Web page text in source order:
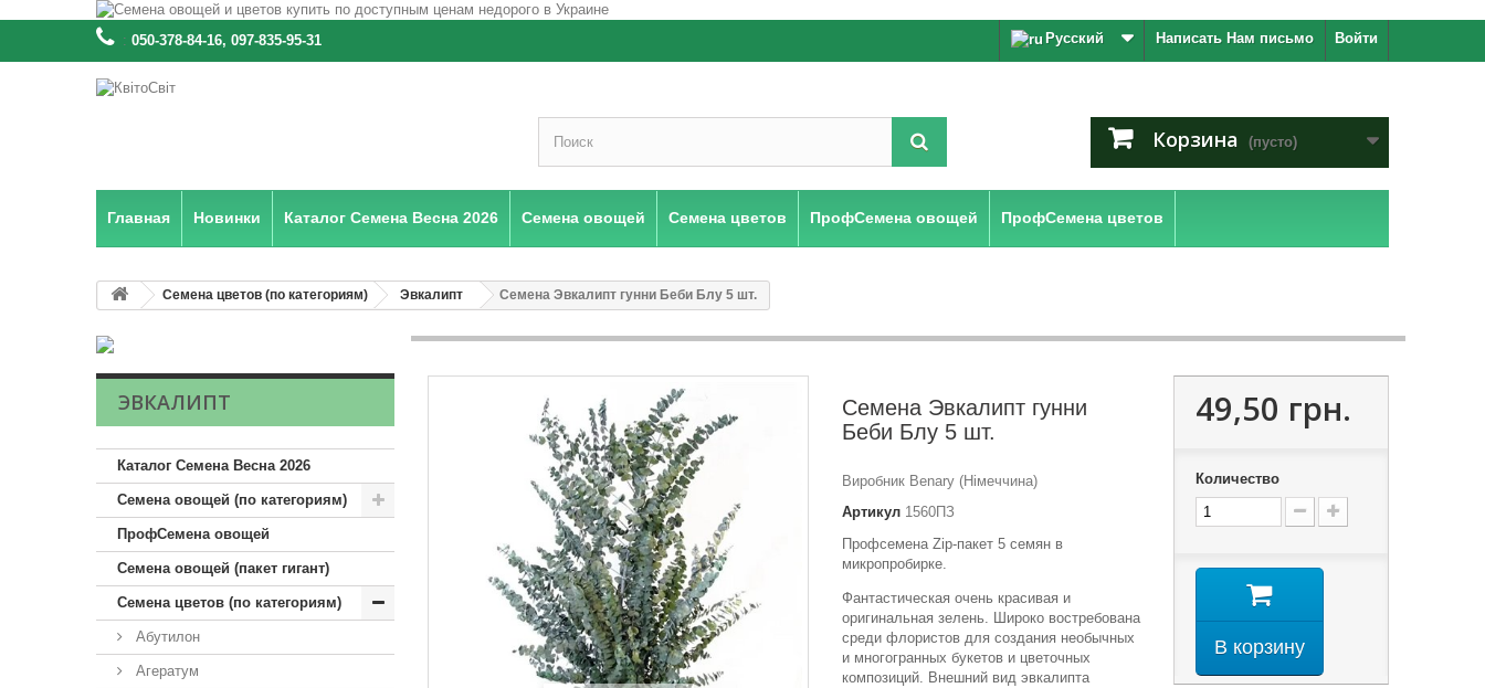
Войти
Написать Нам письмо
: 050-378-84-16, 097-835-95-31 Русский
Корзина (пусто)
Главная Новинки Каталог Семена Весна 2026 Семена овощей Семена цветов ПрофСемена овощей ПрофСемена цветов
Семена цветов (по категориям) Эвкалипт Семена Эвкалипт гунни Беби Блу 5 шт.
ЭВКАЛИПТ
Каталог Семена Весна 2026
Семена овощей (по категориям)
ПрофСемена овощей
Семена овощей (пакет гигант)
Семена цветов (по категориям)
Абутилон
Агератум
Семена Эвкалипт гунни
Беби Блу 5 шт.
Виробник Benary (Німеччина)
Артикул 1560ПЗ
Профсемена Zip-пакет 5 семян в
микропробирке.
Фантастическая очень красивая и
оригинальная зелень. Широко востребована
среди флористов для создания необычных
и многогранных букетов и цветочных
композиций. Внешний вид эвкалипта
49,50 грн.
Количество
В корзину